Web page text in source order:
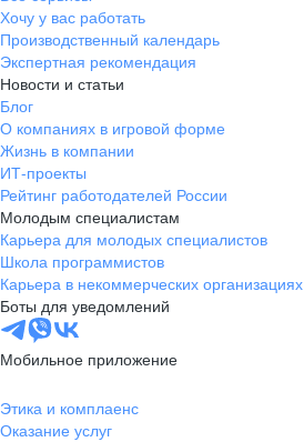
Хочу у вас работать
Производственный календарь
Экспертная рекомендация
Новости и статьи
Блог
О компаниях в игровой форме
Жизнь в компании
ИТ-проекты
Рейтинг работодателей России
Молодым специалистам
Карьера для молодых специалистов
Школа программистов
Карьера в некоммерческих организациях
Боты для уведомлений
Мобильное приложение
Этика и комплаенс
Оказание услуг